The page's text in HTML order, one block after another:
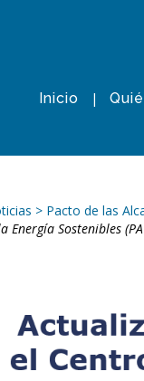
Inicio
> Pacto de las
Energía Sostenibles